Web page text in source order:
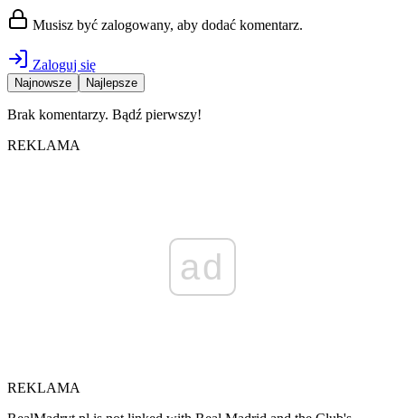
Musisz być zalogowany, aby dodać komentarz.
Zaloguj się
Najnowsze Najlepsze
Brak komentarzy. Bądź pierwszy!
REKLAMA
ad
REKLAMA